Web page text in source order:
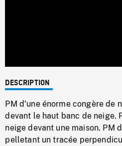
DESCRIPTION
PM d'une énorme congère de
devant le haut banc de neige.
neige devant une maison. PM
pelletant un tracée